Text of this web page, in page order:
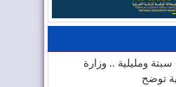
سبتة ومليلية .. وزارة
توضح